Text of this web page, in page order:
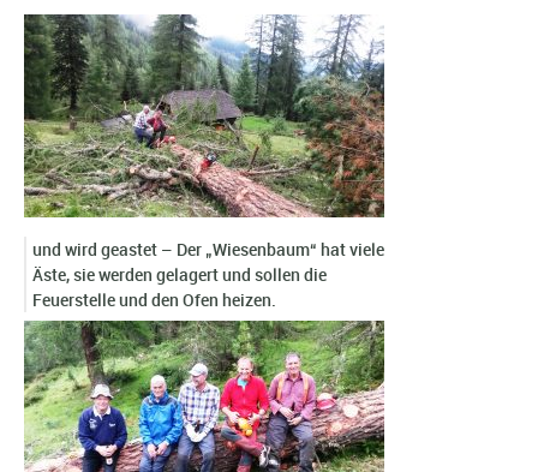
und wird geastet – Der „Wiesenbaum“ hat viele
Äste, sie werden gelagert und sollen die
Feuerstelle und den Ofen heizen.